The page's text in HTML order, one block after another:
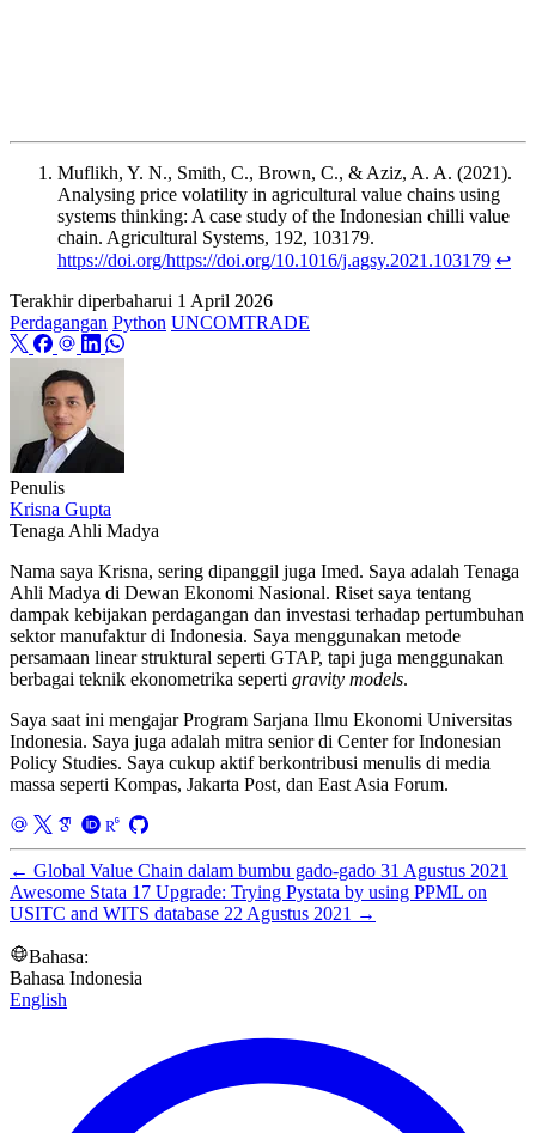
Muflikh, Y. N., Smith, C., Brown, C., & Aziz, A. A. (2021).
Analysing price volatility in agricultural value chains using
systems thinking: A case study of the Indonesian chilli value
chain. Agricultural Systems, 192, 103179.
https://doi.org/https://doi.org/10.1016/j.agsy.2021.103179 ↩︎
Terakhir diperbaharui 1 April 2026
Perdagangan Python UNCOMTRADE
Penulis
Krisna Gupta
Tenaga Ahli Madya
Nama saya Krisna, sering dipanggil juga Imed. Saya adalah Tenaga
Ahli Madya di Dewan Ekonomi Nasional. Riset saya tentang
dampak kebijakan perdagangan dan investasi terhadap pertumbuhan
sektor manufaktur di Indonesia. Saya menggunakan metode
persamaan linear struktural seperti GTAP, tapi juga menggunakan
berbagai teknik ekonometrika seperti gravity models.
Saya saat ini mengajar Program Sarjana Ilmu Ekonomi Universitas
Indonesia. Saya juga adalah mitra senior di Center for Indonesian
Policy Studies. Saya cukup aktif berkontribusi menulis di media
massa seperti Kompas, Jakarta Post, dan East Asia Forum.
← Global Value Chain dalam bumbu gado-gado 31 Agustus 2021
Awesome Stata 17 Upgrade: Trying Pystata by using PPML on
USITC and WITS database 22 Agustus 2021 →
Bahasa:
Bahasa Indonesia
English